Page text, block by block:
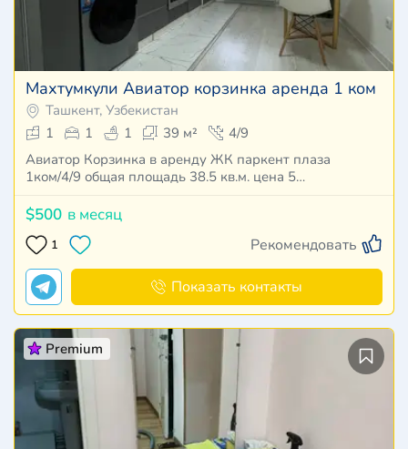
Махтумкули Авиатор корзинка аренда 1 ком
Ташкент, Узбекистан
1
1 1 39 м²
4/9
Авиатор Корзинка в аренду ЖК паркент плаза
1ком/4/9 общая площадь 38.5 кв.м. цена 5…
$500 в месяц
1 Рекомендовать
Показать контакты
Premium